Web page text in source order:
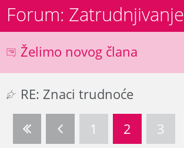
Forum: Zatrudnjivanje
Želimo novog člana
RE: Znaci trudnoće
1
2 3